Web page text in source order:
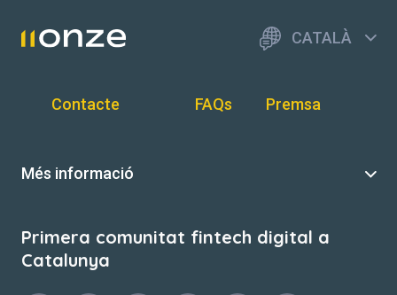
CATALÀ
Contacte FAQs Premsa
Més informació
Primera comunitat fintech digital a
Catalunya